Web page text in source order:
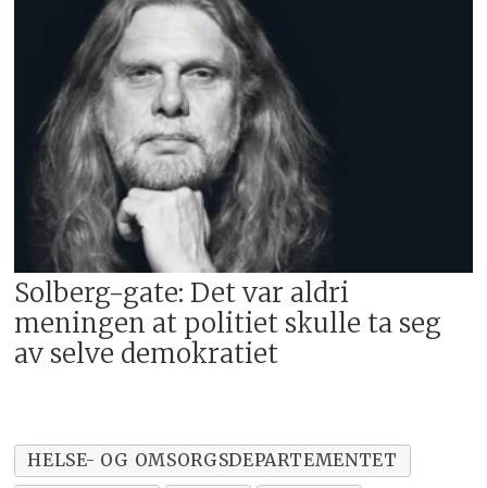
Solberg-gate: Det var aldri
meningen at politiet skulle ta seg
av selve demokratiet
HELSE- OG OMSORGSDEPARTEMENTET